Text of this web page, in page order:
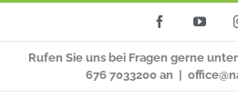
Facebook
Rufen Sie uns bei Fragen gerne unter
676 7033200 an